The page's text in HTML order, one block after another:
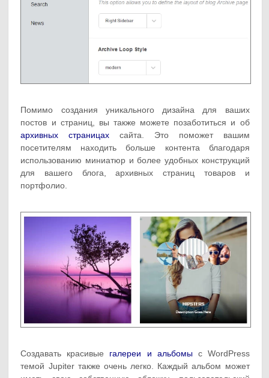
Помимо создания уникального дизайна для ваших
постов и страниц, вы также можете позаботиться и об
архивных страницах сайта. Это поможет вашим
посетителям находить больше контента благодаря
использованию миниатюр и более удобных конструкций
для вашего блога, архивных страниц товаров и
портфолио.
Создавать красивые галереи и альбомыс WordPress
темой Jupiter также очень легко. Каждый альбом может